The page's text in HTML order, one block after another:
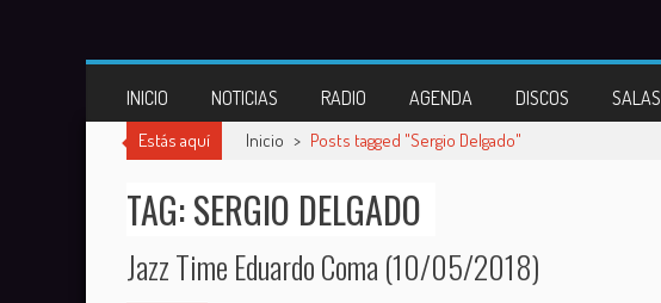
content
INICIO NOTICIAS RADIO AGENDA DISCOS SALAS
Estás aquí Inicio > Posts tagged "Sergio Delgado"
TAG: SERGIO DELGADO
Jazz Time Eduardo Coma (10/05/2018)